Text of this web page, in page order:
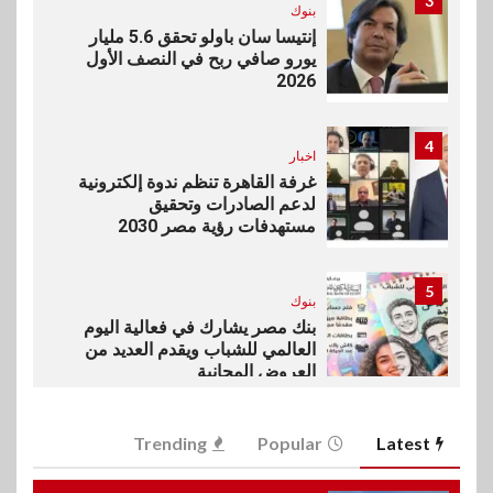
بنوك
إنتيسا سان باولو تحقق 5.6 مليار
يورو صافي ربح في النصف الأول
2026
4
اخبار
غرفة القاهرة تنظم ندوة إلكترونية
لدعم الصادرات وتحقيق
مستهدفات رؤية مصر 2030
5
بنوك
بنك مصر يشارك في فعالية اليوم
العالمي للشباب ويقدم العديد من
العروض المجانية
6
بنوك
بنك QNB مصر يعزز جاهزية
Latest
Popular
Trending